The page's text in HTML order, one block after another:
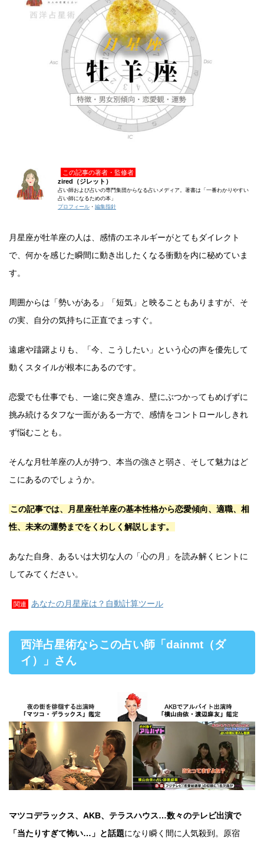
この記事の著者・監修者
zired（ジレット）
占い師および占いの専門集団からなる占いメディア。著書は「一番わかりやすい
占い師になるための本」
プロフィール ・ 編集指針
月星座が牡羊座の人は、感情のエネルギーがとてもダイレクト
で、何かを感じた瞬間に動き出したくなる衝動を内に秘めていま
す。
周囲からは「勢いがある」「短気」と映ることもありますが、そ
の実、自分の気持ちに正直でまっすぐ。
遠慮や躊躇よりも、「今、こうしたい」という心の声を優先して
動くスタイルが根本にあるのです。
恋愛でも仕事でも、一途に突き進み、壁にぶつかってもめげずに
挑み続けるタフな一面がある一方で、感情をコントロールしきれ
ず悩むことも。
そんな月牡羊座の人が持つ、本当の強さと弱さ、そして魅力はど
こにあるのでしょうか。
この記事では、月星座牡羊座の基本性格から恋愛傾向、適職、相
性、未来の運勢までをくわしく解説します。
あなた自身、あるいは大切な人の「心の月」を読み解くヒントに
してみてください。
関連 あなたの月星座は？自動計算ツール
西洋占星術ならこの占い師「dainmt（ダ
イ）」さん
マツコデラックス、AKB、テラスハウス…数々のテレビ出演で
「当たりすぎて怖い…」と話題になり瞬く間に人気殺到。原宿